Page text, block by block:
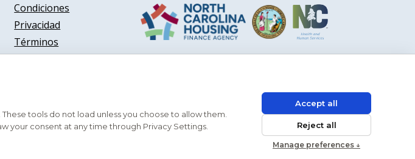
Condiciones
Privacidad
Términos
Preguntas Frequentes HUD ADA
tools do not load unless you choose to allow them.
your consent at any time through Privacy Settings.
Accept all
Reject all
Manage preferences ↓